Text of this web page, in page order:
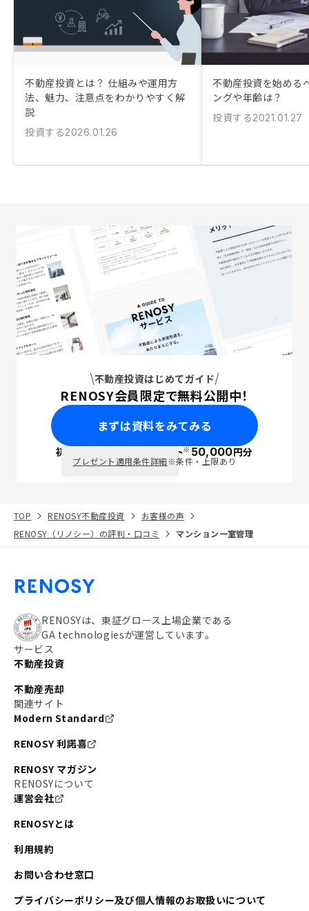
不動産投資とは？ 仕組みや運用方
法、魅力、注意点をわかりやすく解
説
投資する2026.01.26
不動産投資を始める
ングや年齢は？
投資する2021.01.27
不動産投資はじめてガイド
RENOSY会員限定で無料公開中！
まずは資料をみてみる
初回面談で ポイント※50,000円分
プレゼント適用条件詳細※条件・上限あり
TOP RENOSY不動産投資
お客様の声
RENOSY（リノシー）の評判・口コミ
マンション一室管理
RENOSYは、東証グロース上場企業である
GA technologiesが運営しています。
サービス
不動産投資
不動産売却
関連サイト
Modern Standard
RENOSY 利諾喜
RENOSY マガジン
RENOSYについて
運営会社
RENOSYとは
利用規約
お問い合わせ窓口
プライバシーポリシー及び個人情報のお取扱いについて